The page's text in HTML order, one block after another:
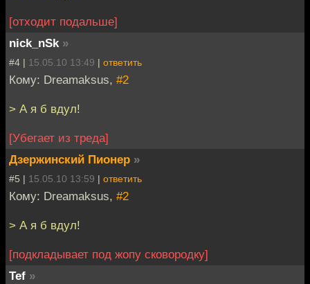
[отходит подальше]
nick_nSk »
#4 | 15.05.10 13:49 | ответить
Кому: Dreamaksus, #2
> А я б вдул!
[Убегает из треда]
Дзержинский Пионер »
#5 | 15.05.10 13:59 | ответить
Кому: Dreamaksus, #2
> А я б вдул!
[подкладывает под жопу сковородку]
Tef »